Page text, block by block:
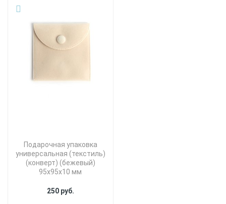
Подарочная упаковка
универсальная (текстиль)
(конверт) (бежевый)
95х95х10 мм
250 руб.